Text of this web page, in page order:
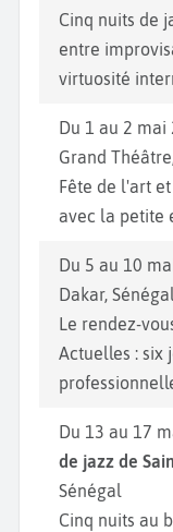
Cinq nuits de
entre
virtuosité
Du 1 au 2 mai
Grand
Fête de l'art
avec la petite
Du 5 au 10
Dakar, Sénégal
Le rendez-
Actuelles : six
Du 13 au 17
de jazz de
Sénégal
Cinq nuits au